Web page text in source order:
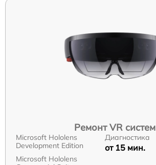
Ремонт VR систем
Microsoft Hololens
Development Edition
Microsoft Hololens
Диагностика
от 15 мин.